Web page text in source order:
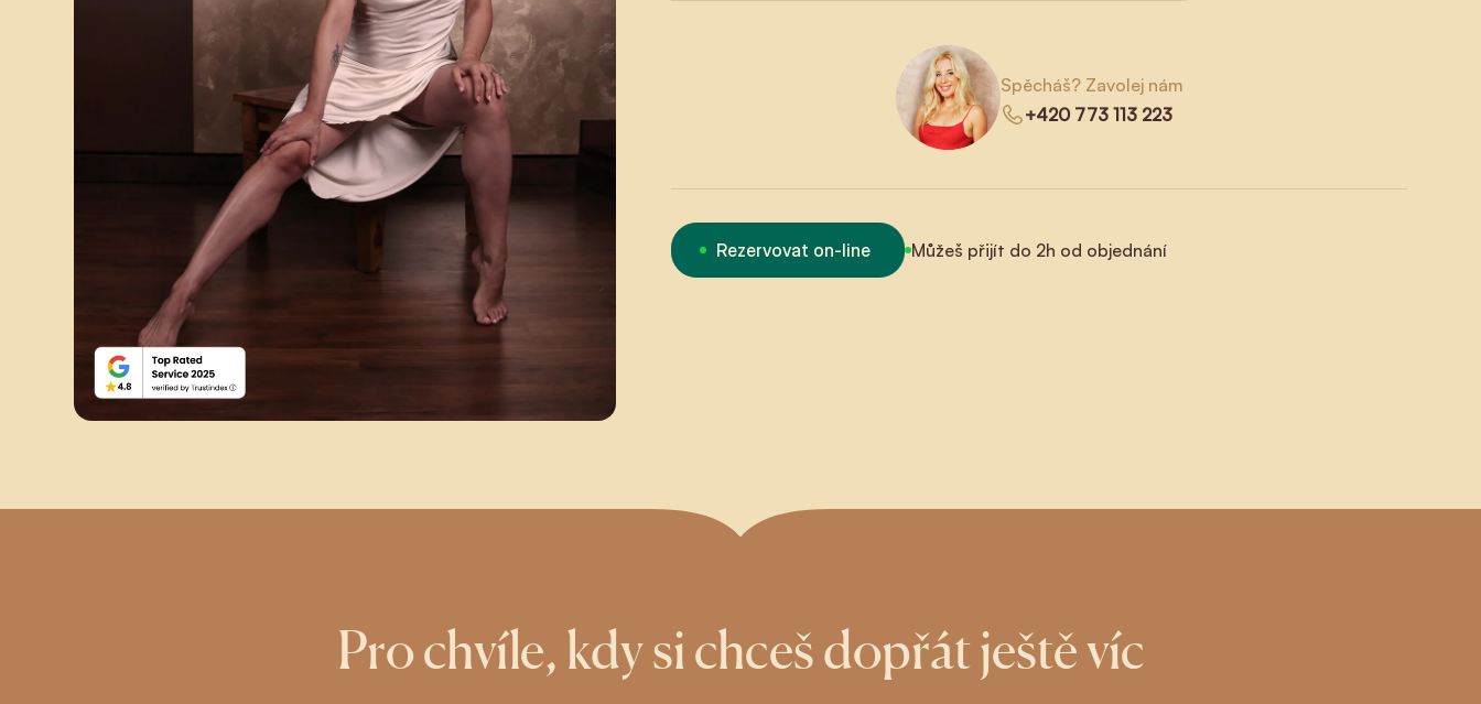
Spěcháš? Zavolej nám
+420 773 113 223
Rezervovat on-line Můžeš přijít do 2h od objednání
Pro chvíle, kdy si chceš dopřát ještě víc